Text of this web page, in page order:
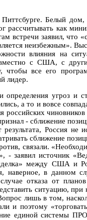
Белый дом,
рассчитывать как
встречи заявил, что
неизбежным».
влияния на
с США, с
чтобы все его
лидер.
угроз и
а то и вовсе
- сближение
Россия не
сближение
связали.
- заявил источник
между США и
в данном
отказа от
ситуацию,
лишь в том,
и поэтому
единой системы